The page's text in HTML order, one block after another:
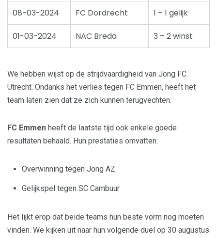
08-03-2024 FC Dordrecht 1 – 1 gelijk
01-03-2024 NAC Breda 3 – 2 winst
We hebben wijst op de strijdvaardigheid van Jong FC
Utrecht. Ondanks het verlies tegen FC Emmen, heeft het
team laten zien dat ze zich kunnen terugvechten.
FC Emmen heeft de laatste tijd ook enkele goede
resultaten behaald. Hun prestaties omvatten:
Overwinning tegen Jong AZ
Gelijkspel tegen SC Cambuur
Het lijkt erop dat beide teams hun beste vorm nog moeten
vinden. We kijken uit naar hun volgende duel op 30 augustus